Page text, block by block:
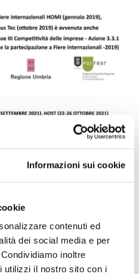
Informazioni sui cookie
contenuti ed
dei social media e per
inoltre
utilizzi il nostro sito con i